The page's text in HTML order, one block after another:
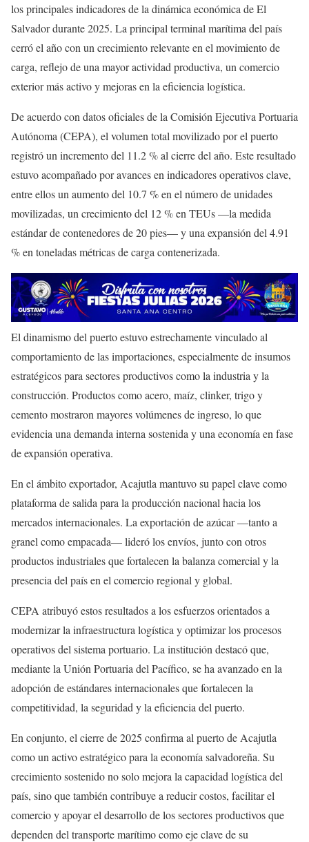
los principales indicadores de la dinámica económica de El
Salvador durante 2025. La principal terminal marítima del país
cerró el año con un crecimiento relevante en el movimiento de
carga, reflejo de una mayor actividad productiva, un comercio
exterior más activo y mejoras en la eficiencia logística.
De acuerdo con datos oficiales de la Comisión Ejecutiva Portuaria
Autónoma (CEPA), el volumen total movilizado por el puerto
registró un incremento del 11.2 % al cierre del año. Este resultado
estuvo acompañado por avances en indicadores operativos clave,
entre ellos un aumento del 10.7 % en el número de unidades
movilizadas, un crecimiento del 12 % en TEUs —la medida
estándar de contenedores de 20 pies— y una expansión del 4.91
% en toneladas métricas de carga contenerizada.
El dinamismo del puerto estuvo estrechamente vinculado al
comportamiento de las importaciones, especialmente de insumos
estratégicos para sectores productivos como la industria y la
construcción. Productos como acero, maíz, clinker, trigo y
cemento mostraron mayores volúmenes de ingreso, lo que
evidencia una demanda interna sostenida y una economía en fase
de expansión operativa.
En el ámbito exportador, Acajutla mantuvo su papel clave como
plataforma de salida para la producción nacional hacia los
mercados internacionales. La exportación de azúcar —tanto a
granel como empacada— lideró los envíos, junto con otros
productos industriales que fortalecen la balanza comercial y la
presencia del país en el comercio regional y global.
CEPA atribuyó estos resultados a los esfuerzos orientados a
modernizar la infraestructura logística y optimizar los procesos
operativos del sistema portuario. La institución destacó que,
mediante la Unión Portuaria del Pacífico, se ha avanzado en la
adopción de estándares internacionales que fortalecen la
competitividad, la seguridad y la eficiencia del puerto.
En conjunto, el cierre de 2025 confirma al puerto de Acajutla
como un activo estratégico para la economía salvadoreña. Su
crecimiento sostenido no solo mejora la capacidad logística del
país, sino que también contribuye a reducir costos, facilitar el
comercio y apoyar el desarrollo de los sectores productivos que
dependen del transporte marítimo como eje clave de su